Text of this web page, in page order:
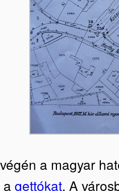
a magyar
gettókat. A